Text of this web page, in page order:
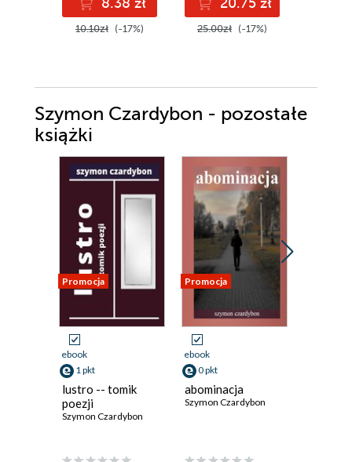
10.10zł (-17%) 25.00zł (-17%)
Szymon Czardybon - pozostałe
książki
Promocja
ebook
1 pkt
lustro -- tomik
poezji
Szymon Czardybon
Promocja
ebook
0 pkt
abominacja
Szymon Czardybon